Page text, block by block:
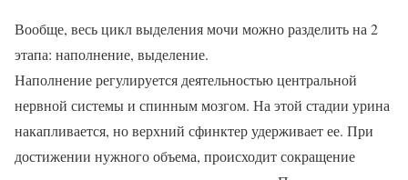
Вообще, весь цикл выделения мочи можно разделить на 2
этапа: наполнение, выделение.
Наполнение регулируется деятельностью центральной
нервной системы и спинным мозгом. На этой стадии урина
накапливается, но верхний сфинктер удерживает ее. При
достижении нужного объема, происходит сокращение